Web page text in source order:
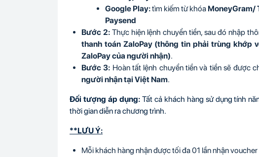
Google Play:tìm kiếm từ khóa MoneyGram/
Paysend
Bước 2: Thực hiện lệnh chuyển tiền, sau đó nhập
thanh toán ZaloPay (thông tin phải trùng khớp
ZaloPay của người nhận).
Bước 3: Hoàn tất lệnh chuyển tiền và tiền sẽ được
người nhận tại Việt Nam.
Đối tượng áp dụng:Tất cả khách hàng sử dụng tính
thời gian diễn ra chương trình.
**LƯU Ý:
Mỗi khách hàng nhận được tối đa 01 lần nhận